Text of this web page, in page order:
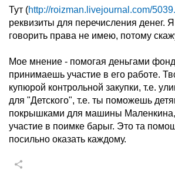
Тут (http://roizman.livejournal.com/
реквизиты для перечисления денег.
говорить права не имею, потому
Мое мнение - помогая деньгами
принимаешь участие в его работе.
купюрой контрольной закупки, т.е.
для "Детского", т.е. ты поможешь
покрышками для машины
участие в поимке барыг. Это та
посильно оказать каждому.